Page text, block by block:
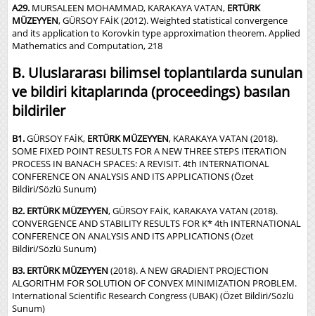
A29. MURSALEEN MOHAMMAD, KARAKAYA VATAN, ERTÜRK
MÜZEYYEN, GÜRSOY FAİK (2012). Weighted statistical convergence
and its application to Korovkin type approximation theorem. Applied
Mathematics and Computation, 218
B. Uluslararası bilimsel toplantılarda sunulan
ve bildiri kitaplarında (proceedings) basılan
bildiriler
B1.GÜRSOY FAİK, ERTÜRK MÜZEYYEN, KARAKAYA VATAN (2018).
SOME FIXED POINT RESULTS FOR A NEW THREE STEPS ITERATION
PROCESS IN BANACH SPACES: A REVISIT. 4th INTERNATIONAL
CONFERENCE ON ANALYSIS AND ITS APPLICATIONS (Özet
Bildiri/Sözlü Sunum)
B2. ERTÜRK MÜZEYYEN, GÜRSOY FAİK, KARAKAYA VATAN (2018).
CONVERGENCE AND STABILITY RESULTS FOR K* 4th INTERNATIONAL
CONFERENCE ON ANALYSIS AND ITS APPLICATIONS (Özet
Bildiri/Sözlü Sunum)
B3. ERTÜRK MÜZEYYEN (2018). A NEW GRADIENT PROJECTION
ALGORITHM FOR SOLUTION OF CONVEX MINIMIZATION PROBLEM.
International Scientific Research Congress (UBAK) (Özet Bildiri/Sözlü
Sunum)